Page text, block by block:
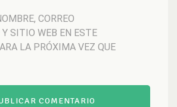
CORREO
Y SITIO WEB EN ESTE
LA PRÓXIMA VEZ QUE